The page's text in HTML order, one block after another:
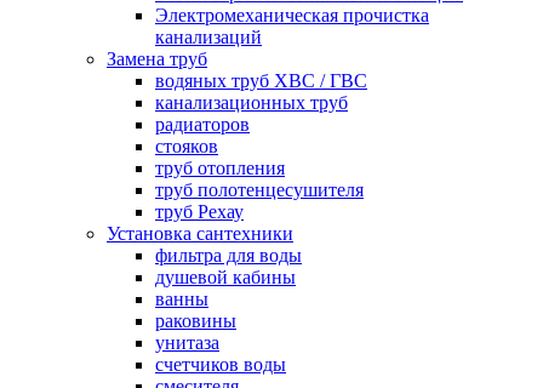
Электромеханическая прочистка
канализаций
Замена труб
водяных труб ХВС / ГВС
канализационных труб
радиаторов
стояков
труб отопления
труб полотенцесушителя
труб Рехау
Установка сантехники
фильтра для воды
душевой кабины
ванны
раковины
унитаза
счетчиков воды